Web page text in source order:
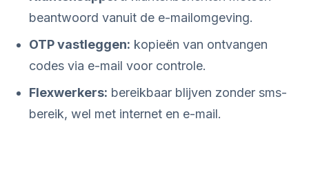
beantwoord vanuit de e-mailomgeving.
OTP vastleggen: kopieën van ontvangen
codes via e-mail voor controle.
Flexwerkers: bereikbaar blijven zonder sms-
bereik, wel met internet en e-mail.